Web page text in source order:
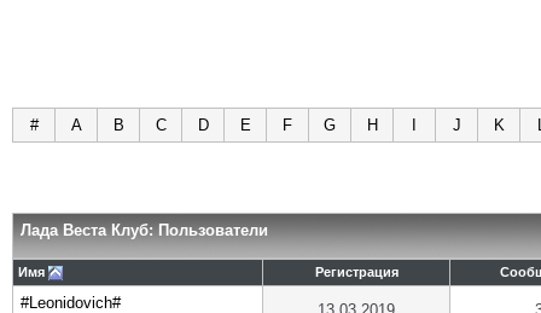
# A B C D E F G H J K
Лада Веста Клуб: Пользователи
Имя Регистрация
#Leonidovich#